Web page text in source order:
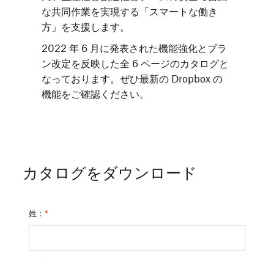
な共同作業を実現する「スマートな働き
方」を支援します。
2022 年 6 月に発表された機能強化とプラ
ン改定を反映した全 6 ページのカタログと
なっております。ぜひ最新の Dropbox の
機能をご確認ください。
カタログをダウンロード
*
姓：